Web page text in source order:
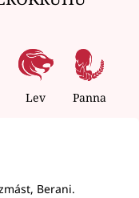
Lev Panna
Berani.